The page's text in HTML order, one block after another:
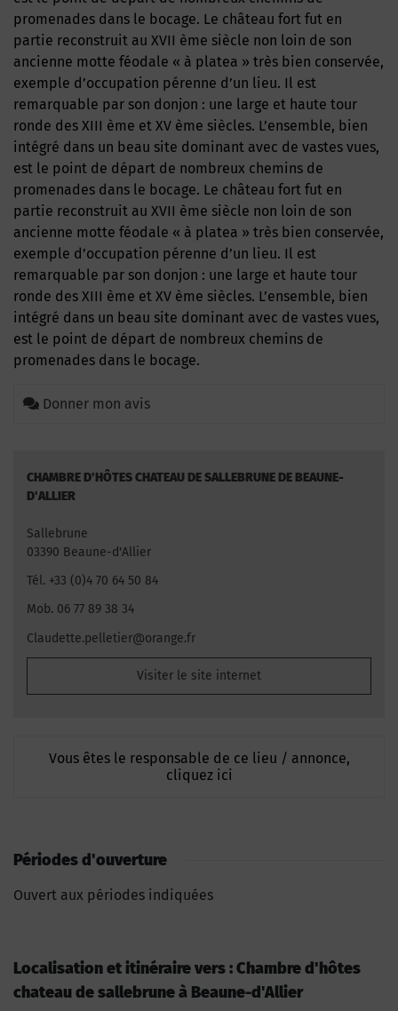
promenades dans le bocage. Le château fort fut en
partie reconstruit au XVII ème siècle non loin de son
ancienne motte féodale « à platea » très bien conservée,
exemple d’occupation pérenne d’un lieu. Il est
remarquable par son donjon : une large et haute tour
ronde des XIII ème et XV ème siècles. L’ensemble, bien
intégré dans un beau site dominant avec de vastes vues,
est le point de départ de nombreux chemins de
promenades dans le bocage. Le château fort fut en
partie reconstruit au XVII ème siècle non loin de son
ancienne motte féodale « à platea » très bien conservée,
exemple d’occupation pérenne d’un lieu. Il est
remarquable par son donjon : une large et haute tour
ronde des XIII ème et XV ème siècles. L’ensemble, bien
intégré dans un beau site dominant avec de vastes vues,
est le point de départ de nombreux chemins de
promenades dans le bocage.
Donner mon avis
CHAMBRE D'HÔTES CHATEAU DE SALLEBRUNE DE BEAUNE-
D'ALLIER
Sallebrune
03390 Beaune-d'Allier
Tél. +33 (0)4 70 64 50 84
Mob. 06 77 89 38 34
Claudette.pelletier@orange.fr
Visiter le site internet
Vous êtes le responsable de ce lieu / annonce,
cliquez ici
Périodes d'ouverture
Ouvert aux périodes indiquées
Localisation et itinéraire vers : Chambre d'hôtes
chateau de sallebrune à Beaune-d'Allier